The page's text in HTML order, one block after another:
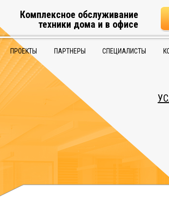
Комплексное обслуживание
техники дома и в офисе
ПРОЕКТЫ ПАРТНЕРЫ СПЕЦИАЛИСТЫ